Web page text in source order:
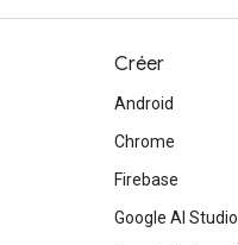
Créer
Android
Chrome
Firebase
Google AI Studio